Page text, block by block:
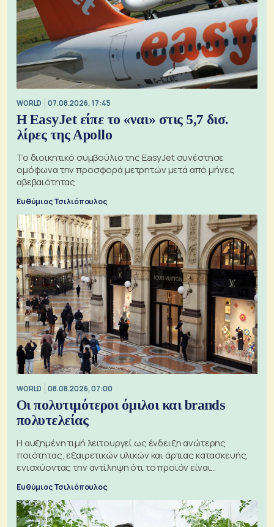
WORLD 07.08.2026, 17:45
Η EasyJet είπε το «ναι» στις 5,7 δισ.
λίρες της Apollo
Το διοικητικό συμβούλιο της EasyJet συνέστησε
ομόφωνα την προσφορά μετρητών μετά από μήνες
αβεβαιότητας
Ευθύμιος Τσιλιόπουλος
WORLD 08.08.2026, 07:00
Οι πολυτιμότεροι όμιλοι και brands
πολυτελείας
Η αυξημένη τιμή λειτουργεί ως ένδειξη ανώτερης
ποιότητας, εξαιρετικών υλικών και άρτιας κατασκευής,
ενισχύοντας την αντίληψη ότι το προϊόν είναι
Ευθύμιος Τσιλιόπουλος